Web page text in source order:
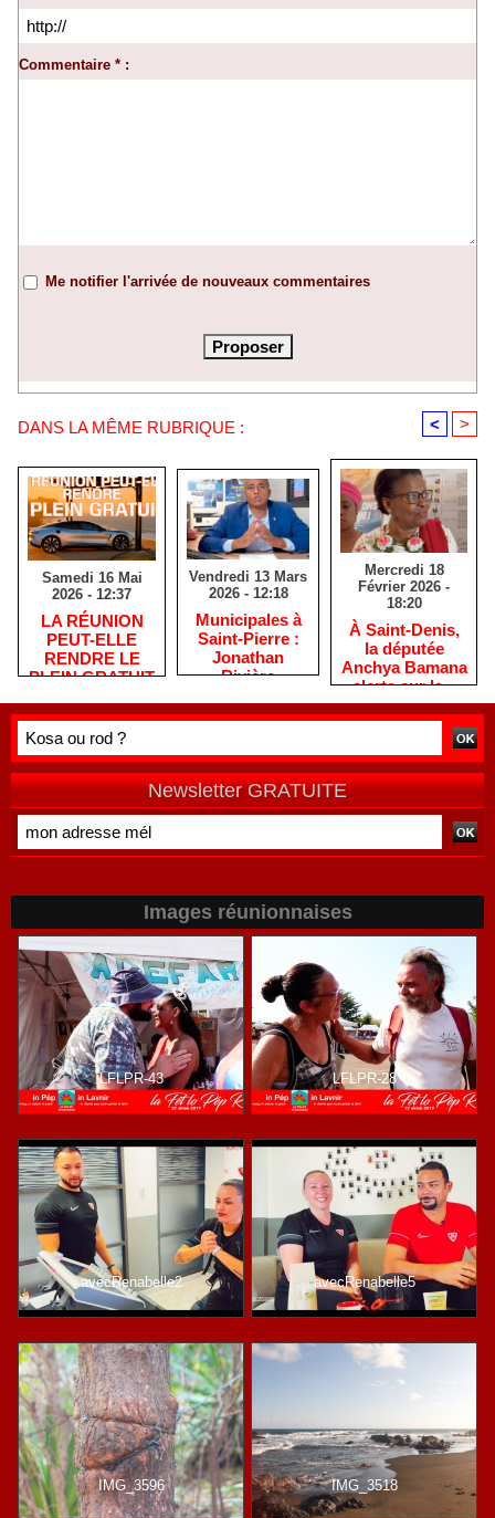
Commentaire * :
Me notifier l'arrivée de nouveaux commentaires
DANS LA MÊME RUBRIQUE : < >
Samedi 16 Mai
2026 - 12:37
​LA RÉUNION
PEUT-ELLE
RENDRE LE
PLEIN GRATUIT
Vendredi 13 Mars
2026 - 12:18
​Municipales à
Saint-Pierre :
Jonathan
Rivière
habitants après
de terrain
Mercredi 18
Février 2026 -
18:20
​À Saint-Denis,
la députée
Anchya Bamana
alerte sur la «
double peine »
vécue par
Newsletter GRATUITE
Images réunionnaises
LFLPR-43 LFLPR-28
avecRenabelle2 avecRenabelle5
IMG_3596 IMG_3518